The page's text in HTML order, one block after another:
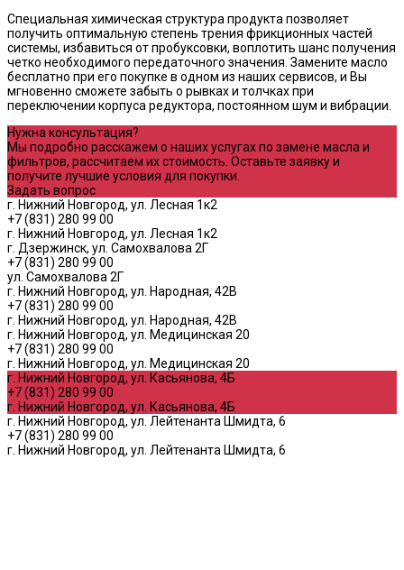
Специальная химическая структура продукта позволяет
получить оптимальную степень трения фрикционных частей
системы, избавиться от пробуксовки, воплотить шанс получения
четко необходимого передаточного значения. Замените масло
бесплатно при его покупке в одном из наших сервисов, и Вы
мгновенно сможете забыть о рывках и толчках при
переключении корпуса редуктора, постоянном шум и вибрации.
Нужна консультация?
Мы подробно расскажем о наших услугах по замене масла и
фильтров, рассчитаем их стоимость. Оставьте заявку и
получите лучшие условия для покупки.
Задать вопрос
г. Нижний Новгород, ул. Лесная 1к2
+7 (831) 280 99 00
г. Нижний Новгород, ул. Лесная 1к2
г. Дзержинск, ул. Самохвалова 2Г
+7 (831) 280 99 00
ул. Самохвалова 2Г
г. Нижний Новгород, ул. Народная, 42В
+7 (831) 280 99 00
г. Нижний Новгород, ул. Народная, 42В
г. Нижний Новгород, ул. Медицинская 20
+7 (831) 280 99 00
г. Нижний Новгород, ул. Медицинская 20
г. Нижний Новгород, ул. Касьянова, 4Б
+7 (831) 280 99 00
г. Нижний Новгород, ул. Касьянова, 4Б
г. Нижний Новгород, ул. Лейтенанта Шмидта, 6
+7 (831) 280 99 00
г. Нижний Новгород, ул. Лейтенанта Шмидта, 6